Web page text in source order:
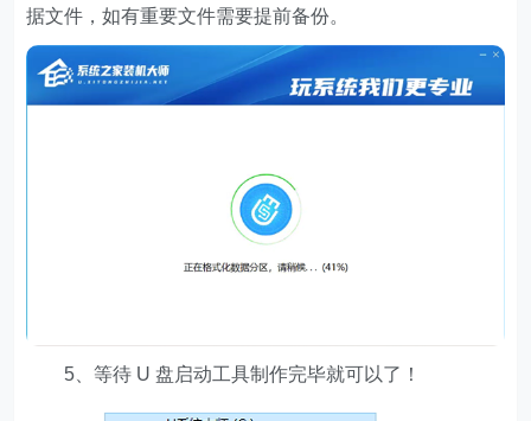
据文件，如有重要文件需要提前备份。
5、等待 U 盘启动工具制作完毕就可以了！